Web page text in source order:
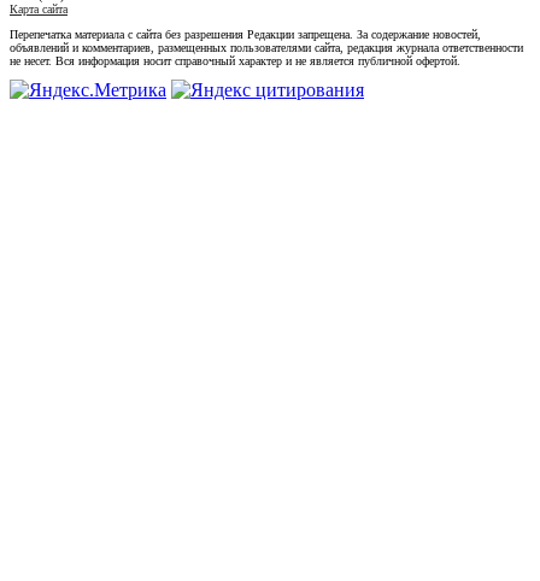
Карта сайта
Перепечатка материала с сайта без разрешения Редакции запрещена. За содержание новостей,
объявлений и комментариев, размещенных пользователями сайта, редакция журнала ответственности
не несет. Вся информация носит справочный характер и не является публичной офертой.